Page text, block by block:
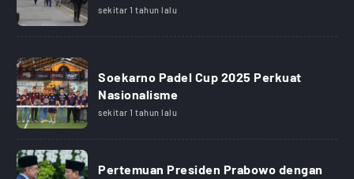
sekitar 1 tahun lalu
Soekarno Padel Cup 2025 Perkuat
Nasionalisme
sekitar 1 tahun lalu
Pertemuan Presiden Prabowo dengan